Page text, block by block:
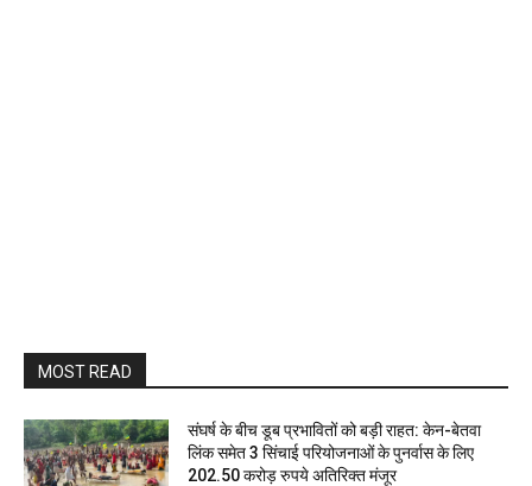
MOST READ
संघर्ष के बीच डूब प्रभावितों को बड़ी राहत: केन-बेतवा
लिंक समेत 3 सिंचाई परियोजनाओं के पुनर्वास के लिए
202.50 करोड़ रुपये अतिरिक्त मंजूर